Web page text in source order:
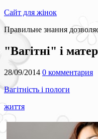
Сайт для жінок
Правильне знання
"Вагітні" і
28/09/2014 0 комментария
Вагітність і пологи
життя